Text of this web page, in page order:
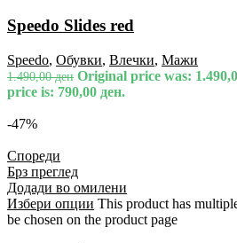
Speedo Slides red
Speedo, Обувки, Влечки, Мажи
1.490,00ден Original price was:
price is: 790,00 ден.
-47%
Спореди
Брз преглед
Додади во омилени
Избери опции This product has
be chosen on the product page